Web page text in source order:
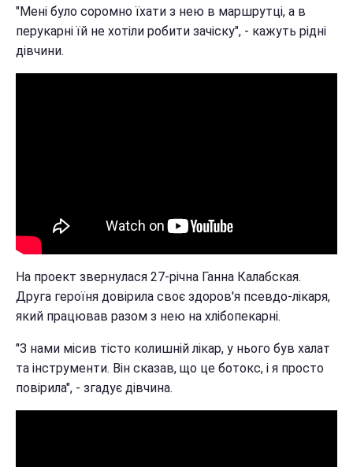
"Мені було соромно їхати з нею в маршрутці, а в
перукарні їй не хотіли робити зачіску", - кажуть рідні
дівчини.
На проект звернулася 27-річна Ганна Калабская.
Друга героїня довірила своє здоров'я псевдо-лікаря,
який працював разом з нею на хлібопекарні.
"З нами місив тісто колишній лікар, у нього був халат
та інструменти. Він сказав, що це ботокс, і я просто
повірила", - згадує дівчина.